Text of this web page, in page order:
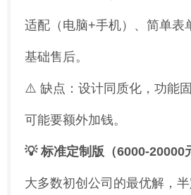
适配（电脑+手机）、简单表
基础售后。
⚠️ 缺点：设计同质化，功能
可能要额外加钱。
💡 标准定制版（6000-20000
大多数初创公司的最优解，